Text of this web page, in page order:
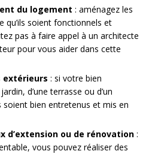
du logement : aménagez les
qu’ils soient fonctionnels et
pas à faire appel à un architecte
pour vous aider dans cette
extérieurs : si votre bien
d’une terrasse ou d’un
soient bien entretenus et mis en
d’extension ou de rénovation :
vous pouvez réaliser des